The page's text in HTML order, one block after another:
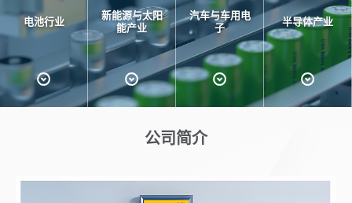
电池行业
新能源与太阳
能产业
汽车与车用电
子
半导体产业
公司简介